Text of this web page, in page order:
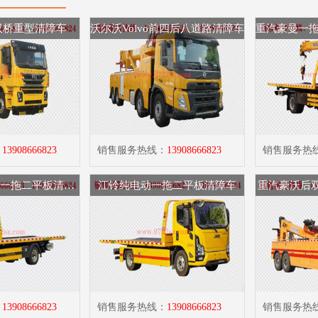
重型清障车
13908666823
沃尔沃Volvo前四后八道路清障车
销售服务热线： 13908666823 销售服务热
江铃新凯运蓝牌一拖二平板清障车
13908666823
江铃纯电动一拖二平板清障车
销售服务热线： 13908666823
重汽豪沃后
销售服务热